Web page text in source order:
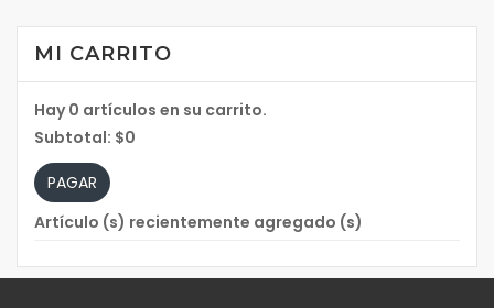
MI CARRITO
Hay0 artículos en su carrito.
Subtotal: $0
PAGAR
Artículo (s) recientemente agregado (s)